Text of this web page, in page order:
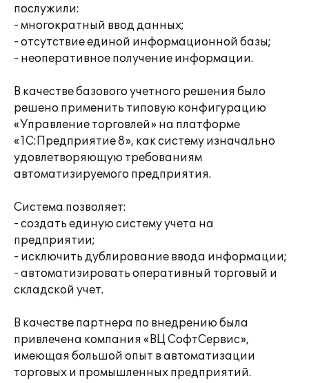
послужили:
- многократный ввод данных;
- отсутствие единой информационной базы;
- неоперативное получение информации.
В качестве базового учетного решения было
решено применить типовую конфигурацию
«Управление торговлей» на платформе
«1С:Предприятие 8», как систему изначально
удовлетворяющую требованиям
автоматизируемого предприятия.
Система позволяет:
- создать единую систему учета на
предприятии;
- исключить дублирование ввода информации;
- автоматизировать оперативный торговый и
складской учет.
В качестве партнера по внедрению была
привлечена компания «ВЦ СофтСервис»,
имеющая большой опыт в автоматизации
торговых и промышленных предприятий.